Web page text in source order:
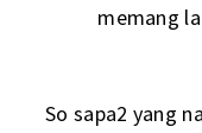
memang
So sapa2 yang